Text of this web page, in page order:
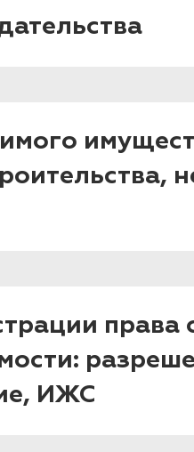
права
ИЖС